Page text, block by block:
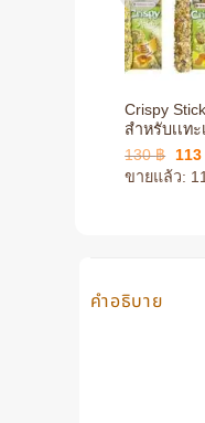
+
Crispy
สำหรับเเทะเล่
ชินชิล่า แฮม
130฿
price
was:
113
ขายแล้ว:
คำอธิบาย